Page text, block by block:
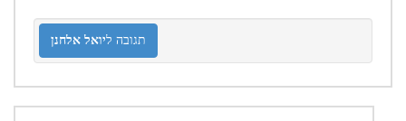
תגובה ליואל אלחנן